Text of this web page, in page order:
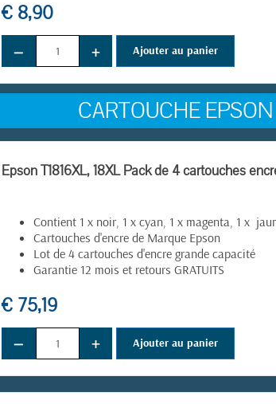
€ 8,90
− + Ajouter au panier
CARTOUCHE
Epson T1816XL, 18XL Pack de 4 cartouches
Contient 1 x noir, 1 x cyan, 1 x magenta, 1 x
Cartouches d'encre de Marque Epson
Lot de 4 cartouches d'encre grande capacité
Garantie 12 mois et retours GRATUITS
€ 75,19
− + Ajouter au panier